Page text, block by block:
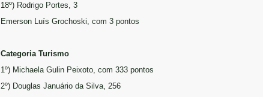
18º) Rodrigo Portes, 3
Emerson Luís Grochoski, com 3 pontos
Categoria Turismo
1º) Michaela Gulin Peixoto, com 333 pontos
2º) Douglas Januário da Silva, 256